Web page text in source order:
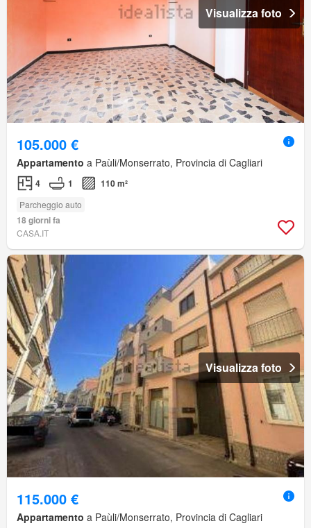
Visualizza foto
105.000 €
Appartamento a Paùli/Monserrato, Provincia di Cagliari
4 1 110 m²
Parcheggio auto
18 giorni fa
CASA.IT
Visualizza foto
115.000 €
Appartamento a Paùli/Monserrato, Provincia di Cagliari